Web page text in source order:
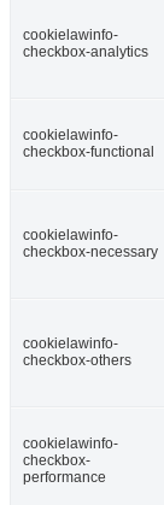
cookielawinfo-
checkbox-analytics
cookielawinfo-
checkbox-functional
cookielawinfo-
checkbox-necessary
cookielawinfo-
checkbox-others
cookielawinfo-
checkbox-
performance